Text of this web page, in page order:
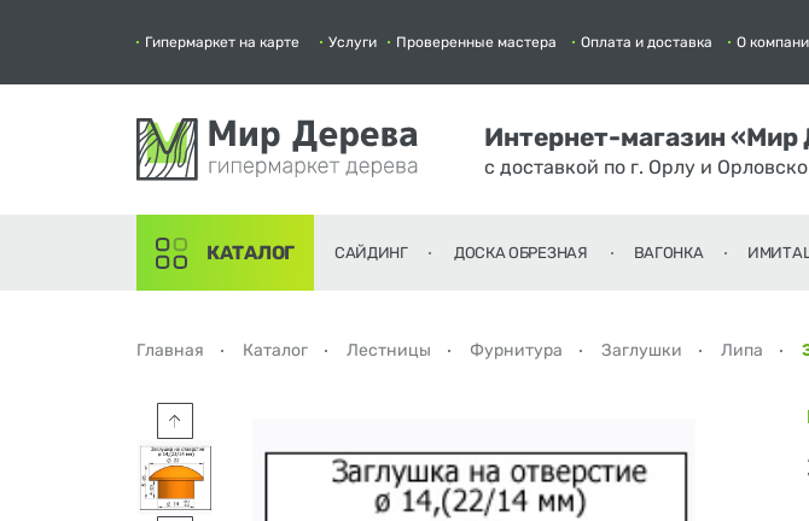
Гипермаркет на карте Услуги Проверенные мастера Оплата и доставка О
Интернет-магазин «Мир
с доставкой по г. Орлу и
КАТАЛОГ САЙДИНГ ДОСКА ОБРЕЗНАЯ ВАГОНКА
Главная Каталог Лестницы Фурнитура Заглушки Липа